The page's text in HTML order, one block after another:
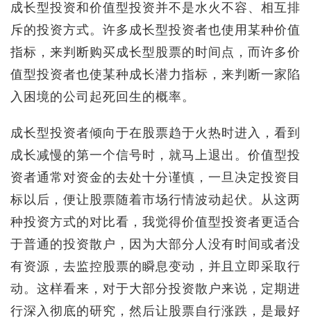
成长型投资和价值型投资并不是水火不容、相互排
斥的投资方式。许多成长型投资者也使用某种价值
指标，来判断购买成长型股票的时间点，而许多价
值型投资者也使某种成长潜力指标，来判断一家陷
入困境的公司起死回生的概率。
成长型投资者倾向于在股票趋于火热时进入，看到
成长减慢的第一个信号时，就马上退出。价值型投
资者通常对资金的去处十分谨慎，一旦决定投资目
标以后，便让股票随着市场行情波动起伏。从这两
种投资方式的对比看，我觉得价值型投资者更适合
于普通的投资散户，因为大部分人没有时间或者没
有资源，去监控股票的瞬息变动，并且立即采取行
动。这样看来，对于大部分投资散户来说，定期进
行深入彻底的研究，然后让股票自行涨跌，是最好